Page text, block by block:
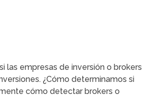
las empresas de inversión o brokers
¿Cómo determinamos si
cómo detectar brokers o